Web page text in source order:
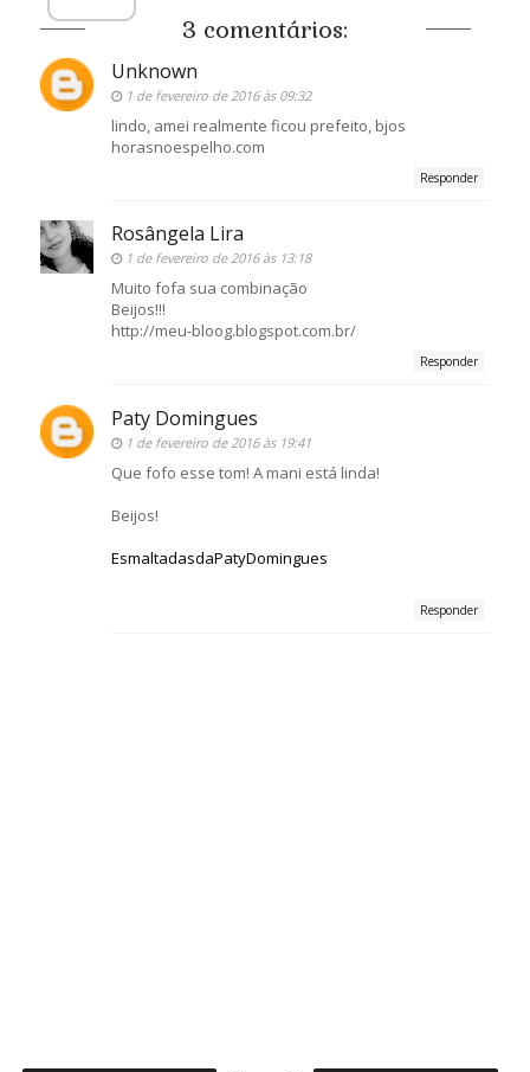
3 comentários:
Unknown
1 de fevereiro de 2016 às 09:32
lindo, amei realmente ficou prefeito, bjos
horasnoespelho.com
Responder
Rosângela Lira
1 de fevereiro de 2016 às 13:18
Muito fofa sua combinação
Beijos!!!
http://meu-bloog.blogspot.com.br/
Responder
Paty Domingues
1 de fevereiro de 2016 às 19:41
Que fofo esse tom! A mani está linda!
Beijos!
EsmaltadasdaPatyDomingues
Responder